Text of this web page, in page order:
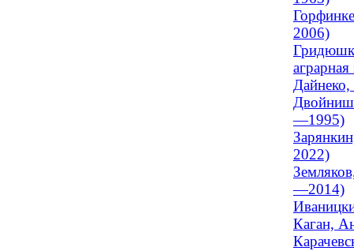
2006)
Дайнеко,
—1995)
2022)
—2014)
Каган,